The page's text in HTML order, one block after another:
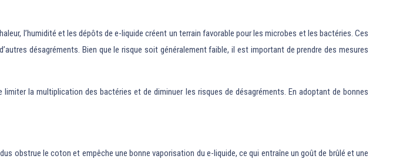
l’humidité et les dépôts de e-liquide créent un terrain favorable pour les microbes et les bactéries. Ces
désagréments. Bien que le risque soit généralement faible, il est important de prendre des mesures
la multiplication des bactéries et de diminuer les risques de désagréments. En adoptant de bonnes
obstrue le coton et empêche une bonne vaporisation du e-liquide, ce qui entraîne un goût de brûlé et une